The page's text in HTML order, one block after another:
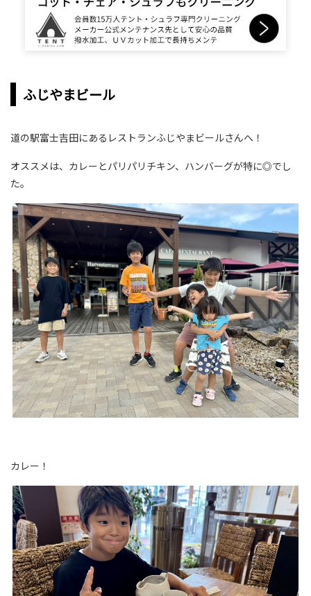
ふじやまビール
道の駅富士吉田にあるレストランふじやまビールさんへ！
オススメは、カレーとパリパリチキン、ハンバーグが特に◎でし
た。
カレー！